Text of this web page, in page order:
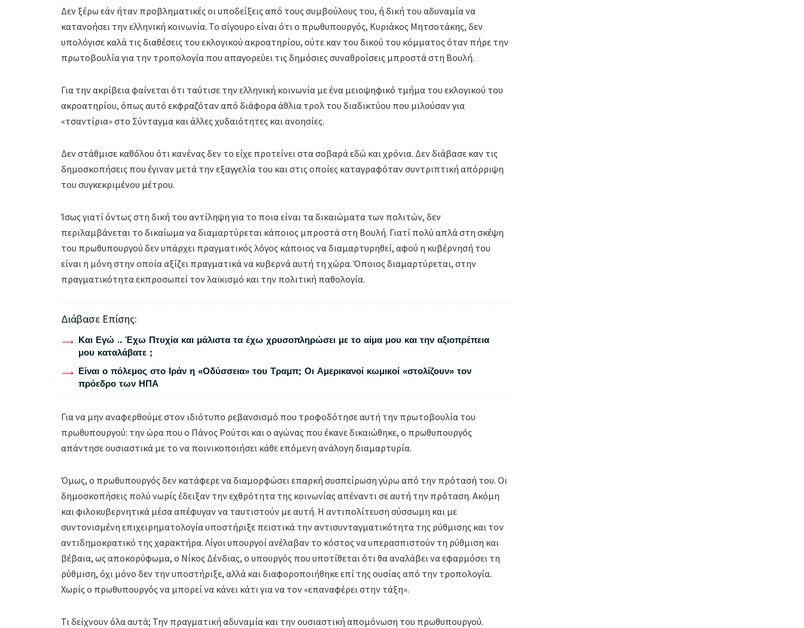
Δεν ξέρω εάν ήταν προβληματικές οι υποδείξεις από τους συμβούλους του, ή δική του αδυναμία να
κατανοήσει την ελληνική κοινωνία. Το σίγουρο είναι ότι ο πρωθυπουργός, Κυριάκος Μητσοτάκης, δεν
υπολόγισε καλά τις διαθέσεις του εκλογικού ακροατηρίου, ούτε καν του δικού του κόμματος όταν πήρε την
πρωτοβουλία για την τροπολογία που απαγορεύει τις δημόσιες συναθροίσεις μπροστά στη Βουλή.
Για την ακρίβεια φαίνεται ότι ταύτισε την ελληνική κοινωνία με ένα μειοψηφικό τμήμα του εκλογικού του
ακροατηρίου, όπως αυτό εκφραζόταν από διάφορα άθλια τρολ του διαδικτύου που μιλούσαν για
«τσαντίρια» στο Σύνταγμα και άλλες χυδαιότητες και ανοησίες.
Δεν στάθμισε καθόλου ότι κανένας δεν το είχε προτείνει στα σοβαρά εδώ και χρόνια. Δεν διάβασε καν τις
δημοσκοπήσεις που έγιναν μετά την εξαγγελία του και στις οποίες καταγραφόταν συντριπτική απόρριψη
του συγκεκριμένου μέτρου.
Ίσως γιατί όντως στη δική του αντίληψη για το ποια είναι τα δικαιώματα των πολιτών, δεν
περιλαμβάνεται το δικαίωμα να διαμαρτύρεται κάποιος μπροστά στη Βουλή. Γιατί πολύ απλά στη σκέψη
του πρωθυπουργού δεν υπάρχει πραγματικός λόγος κάποιος να διαμαρτυρηθεί, αφού η κυβέρνησή του
είναι η μόνη στην οποία αξίζει πραγματικά να κυβερνά αυτή τη χώρα. Όποιος διαμαρτύρεται, στην
πραγματικότητα εκπροσωπεί τον λαϊκισμό και την πολιτική παθολογία.
Διάβασε Επίσης:
Και Εγώ .. Έχω Πτυχία και μάλιστα τα έχω χρυσοπληρώσει με το αίμα μου και την αξιοπρέπεια
μου καταλάβατε ;
Είναι ο πόλεμος στο Ιράν η «Οδύσσεια» του Τραμπ; Οι Αμερικανοί κωμικοί «στολίζουν» τον
πρόεδρο των ΗΠΑ
Για να μην αναφερθούμε στον ιδιότυπο ρεβανσισμό που τροφοδότησε αυτή την πρωτοβουλία του
πρωθυπουργού: την ώρα που ο Πάνος Ρούτσι και ο αγώνας που έκανε δικαιώθηκε, ο πρωθυπουργός
απάντησε ουσιαστικά με το να ποινικοποιήσει κάθε επόμενη ανάλογη διαμαρτυρία.
Όμως, ο πρωθυπουργός δεν κατάφερε να διαμορφώσει επαρκή συσπείρωση γύρω από την πρότασή του. Οι
δημοσκοπήσεις πολύ νωρίς έδειξαν την εχθρότητα της κοινωνίας απέναντι σε αυτή την πρόταση. Ακόμη
και φιλοκυβερνητικά μέσα απέφυγαν να ταυτιστούν με αυτή. Η αντιπολίτευση σύσσωμη και με
συντονισμένη επιχειρηματολογία υποστήριξε πειστικά την αντισυνταγματικότητα της ρύθμισης και τον
αντιδημοκρατικό της χαρακτήρα. Λίγοι υπουργοί ανέλαβαν το κόστος να υπερασπιστούν τη ρύθμιση και
βέβαια, ως αποκορύφωμα, ο Νίκος Δένδιας, ο υπουργός που υποτίθεται ότι θα αναλάβει να εφαρμόσει τη
ρύθμιση, όχι μόνο δεν την υποστήριξε, αλλά και διαφοροποιήθηκε επί της ουσίας από την τροπολογία.
Χωρίς ο πρωθυπουργός να μπορεί να κάνει κάτι για να τον «επαναφέρει στην τάξη».
Τι δείχνουν όλα αυτά; Την πραγματική αδυναμία και την ουσιαστική απομόνωση του πρωθυπουργού.